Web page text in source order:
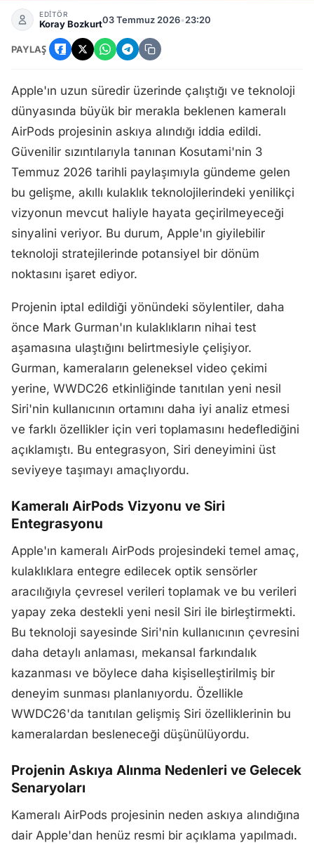
Kameralı AirPods Projesi Askıya Alındı İddiası Teknoloji
EDİTÖR
Koray Bozkurt03 Temmuz 2026•23:20
PAYLAŞ
Apple'ın uzun süredir üzerinde çalıştığı ve teknoloji
dünyasında büyük bir merakla beklenen kameralı
AirPods projesinin askıya alındığı iddia edildi.
Güvenilir sızıntılarıyla tanınan Kosutami'nin 3
Temmuz 2026 tarihli paylaşımıyla gündeme gelen
bu gelişme, akıllı kulaklık teknolojilerindeki yenilikçi
vizyonun mevcut haliyle hayata geçirilmeyeceği
sinyalini veriyor. Bu durum, Apple'ın giyilebilir
teknoloji stratejilerinde potansiyel bir dönüm
noktasını işaret ediyor.
Projenin iptal edildiği yönündeki söylentiler, daha
önce Mark Gurman'ın kulaklıkların nihai test
aşamasına ulaştığını belirtmesiyle çelişiyor.
Gurman, kameraların geleneksel video çekimi
yerine, WWDC26 etkinliğinde tanıtılan yeni nesil
Siri'nin kullanıcının ortamını daha iyi analiz etmesi
ve farklı özellikler için veri toplamasını hedeflediğini
açıklamıştı. Bu entegrasyon, Siri deneyimini üst
seviyeye taşımayı amaçlıyordu.
Kameralı AirPods Vizyonu ve Siri
Entegrasyonu
Apple'ın kameralı AirPods projesindeki temel amaç,
kulaklıklara entegre edilecek optik sensörler
aracılığıyla çevresel verileri toplamak ve bu verileri
yapay zeka destekli yeni nesil Siri ile birleştirmekti.
Bu teknoloji sayesinde Siri'nin kullanıcının çevresini
daha detaylı anlaması, mekansal farkındalık
kazanması ve böylece daha kişiselleştirilmiş bir
deneyim sunması planlanıyordu. Özellikle
WWDC26'da tanıtılan gelişmiş Siri özelliklerinin bu
kameralardan besleneceği düşünülüyordu.
Projenin Askıya Alınma Nedenleri ve Gelecek
Senaryoları
Kameralı AirPods projesinin neden askıya alındığına
dair Apple'dan henüz resmi bir açıklama yapılmadı.